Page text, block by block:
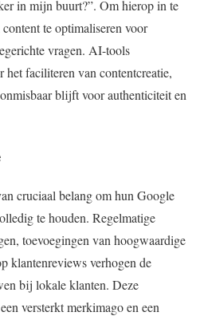
in mijn buurt?”. Om hierop in te
te optimaliseren voor
vragen. AI-tools
het faciliteren van contentcreatie,
blijft voor authenticiteit en
cruciaal belang om hun Google
te houden. Regelmatige
toevoegingen van hoogwaardige
klantenreviews verhogen de
bij lokale klanten. Deze
versterkt merkimago en een